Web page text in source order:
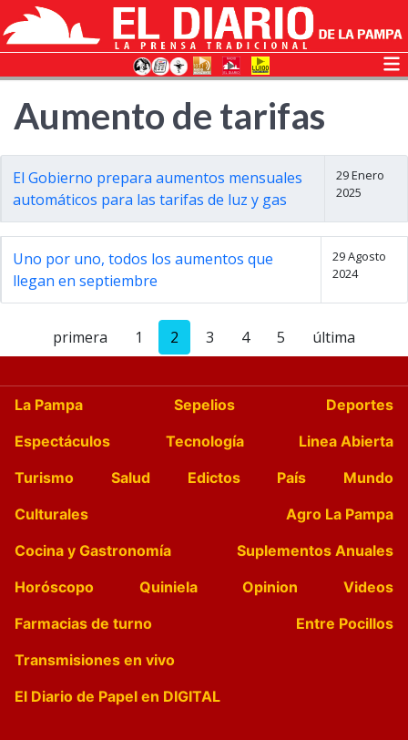
Aumento de tarifas
El Gobierno prepara aumentos mensuales
automáticos para las tarifas de luz y gas
29 Enero
2025
Uno por uno, todos los aumentos que
llegan en septiembre
29 Agosto
2024
primera 1 2 3 4 5 última
La Pampa Sepelios
Deportes
Espectáculos
Tecnología
Linea Abierta
Turismo
Salud Edictos País
Mundo
Culturales
Agro La Pampa
Cocina y Gastronomía
Suplementos Anuales
Horóscopo
Quiniela Opinion
Videos
Farmacias de turno
Entre Pocillos
Transmisiones en vivo
El Diario de Papel en DIGITAL